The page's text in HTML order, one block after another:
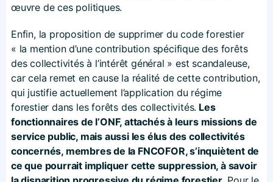
œuvre de ces politiques.
Enfin, la proposition de supprimer du code forestier
« la mention d’une contribution spécifique des forêts
des collectivités à l’intérêt général » est scandaleuse,
car cela remet en cause la réalité de cette contribution,
qui justifie actuellement l’application du régime
forestier dans les forêts des collectivités. Les
fonctionnaires de l’ONF, attachés à leurs missions de
service public, mais aussi les élus des collectivités
concernés, membres de la FNCOFOR, s’inquiètent de
ce que pourrait impliquer cette suppression, à savoir